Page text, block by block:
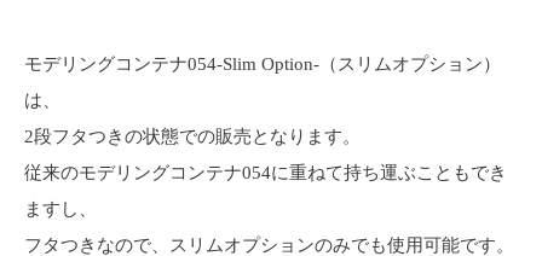
モデリングコンテナ054-Slim Option-（スリムオプション）
は、
2段フタつきの状態での販売となります。
従来のモデリングコンテナ054に重ねて持ち運ぶこともでき
ますし、
フタつきなので、スリムオプションのみでも使用可能です。